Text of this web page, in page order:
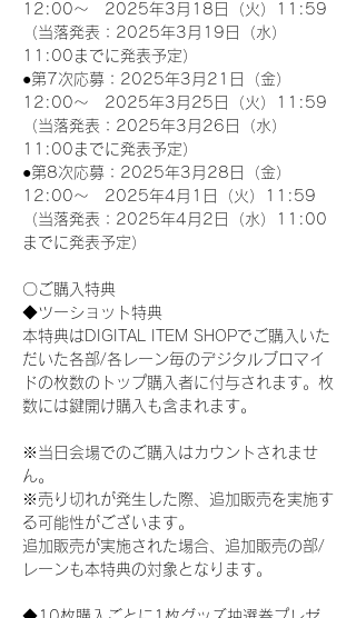
12:00～　2025年3月18日（火）11:59
（当落発表：2025年3月19日（水）
11:00までに発表予定）
●第7次応募：2025年3月21日（金）
12:00～　2025年3月25日（火）11:59
（当落発表：2025年3月26日（水）
11:00までに発表予定）
●第8次応募：2025年3月28日（金）
12:00～　2025年4月1日（火）11:59
（当落発表：2025年4月2日（水）11:00
までに発表予定）
〇ご購入特典
◆ツーショット特典
本特典はDIGITAL ITEM SHOPでご購入いた
だいた各部/各レーン毎のデジタルブロマイ
ドの枚数のトップ購入者に付与されます。枚
数には鍵開け購入も含まれます。
※当日会場でのご購入はカウントされませ
ん。
※売り切れが発生した際、追加販売を実施す
る可能性がございます。
追加販売が実施された場合、追加販売の部/
レーンも本特典の対象となります。